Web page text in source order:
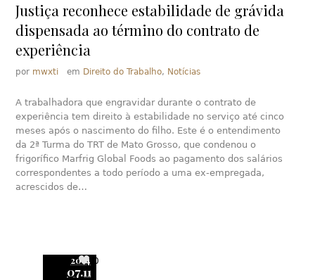
Justiça reconhece estabilidade de grávida
dispensada ao término do contrato de
experiência
por mwxti em Direito do Trabalho, Notícias
A trabalhadora que engravidar durante o contrato de
experiência tem direito à estabilidade no serviço até cinco
meses após o nascimento do filho. Este é o entendimento
da 2ª Turma do TRT de Mato Grosso, que condenou o
frigorífico Marfrig Global Foods ao pagamento dos salários
correspondentes a todo período a uma ex-empregada,
acrescidos de…
2014
07.11
0